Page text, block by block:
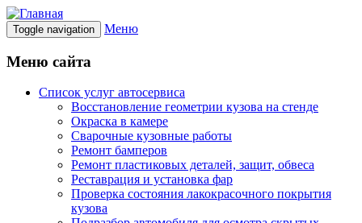
Toggle navigation Меню
Меню сайта
Список услуг автосервиса
Восстановление геометрии кузова на стенде
Окраска в камере
Сварочные кузовные работы
Ремонт бамперов
Ремонт пластиковых деталей, защит, обвеса
Реставрация и установка фар
Проверка состояния лакокрасочного покрытия
кузова